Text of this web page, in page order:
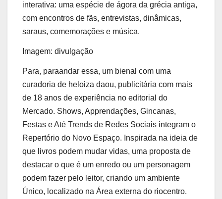
interativa: uma espécie de ágora da grécia antiga,
com encontros de fãs, entrevistas, dinâmicas,
saraus, comemorações e música.
Imagem: divulgação
Para, paraandar essa, um bienal com uma
curadoria de heloiza daou, publicitária com mais
de 18 anos de experiência no editorial do
Mercado. Shows, Apprendações, Gincanas,
Festas e Até Trends de Redes Sociais integram o
Repertório do Novo Espaço. Inspirada na ideia de
que livros podem mudar vidas, uma proposta de
destacar o que é um enredo ou um personagem
podem fazer pelo leitor, criando um ambiente
Único, localizado na Área externa do riocentro.